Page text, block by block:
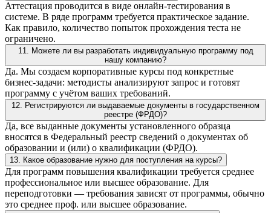
Аттестация проводится в виде онлайн-тестирования в
системе. В ряде программ требуется практическое задание.
Как правило, количество попыток прохождения теста не
ограничено.
11. Можете ли вы разработать индивидуальную программу под
нашу компанию?
Да. Мы создаем корпоративные курсы под конкретные
бизнес-задачи: методисты анализируют запрос и готовят
программу с учётом ваших требований.
12. Регистрируются ли выдаваемые документы в государственном
реестре (ФРДО)?
Да, все выданные документы установленного образца
вносятся в Федеральный реестр сведений о документах об
образовании и (или) о квалификации (ФРДО).
13. Какое образование нужно для поступления на курсы?
Для программ повышения квалификации требуется среднее
профессиональное или высшее образование. Для
переподготовки — требования зависят от программы, обычно
это среднее проф. или высшее образование.